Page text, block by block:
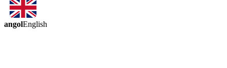
angolEnglish